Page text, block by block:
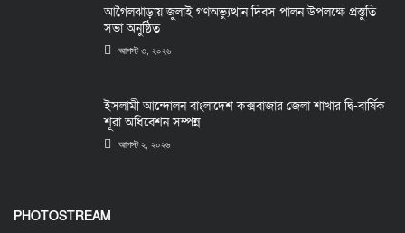
আগৈলঝাড়ায় জুলাই গণঅভ্যুত্থান দিবস পালন উপলক্ষে প্রস্তুতি
সভা অনুষ্ঠিত
আগস্ট ৩, ২০২৬
ইসলামী আন্দোলন বাংলাদেশ কক্সবাজার জেলা শাখার দ্বি-বার্ষিক
শূরা অধিবেশন সম্পন্ন
আগস্ট ২, ২০২৬
PHOTOSTREAM